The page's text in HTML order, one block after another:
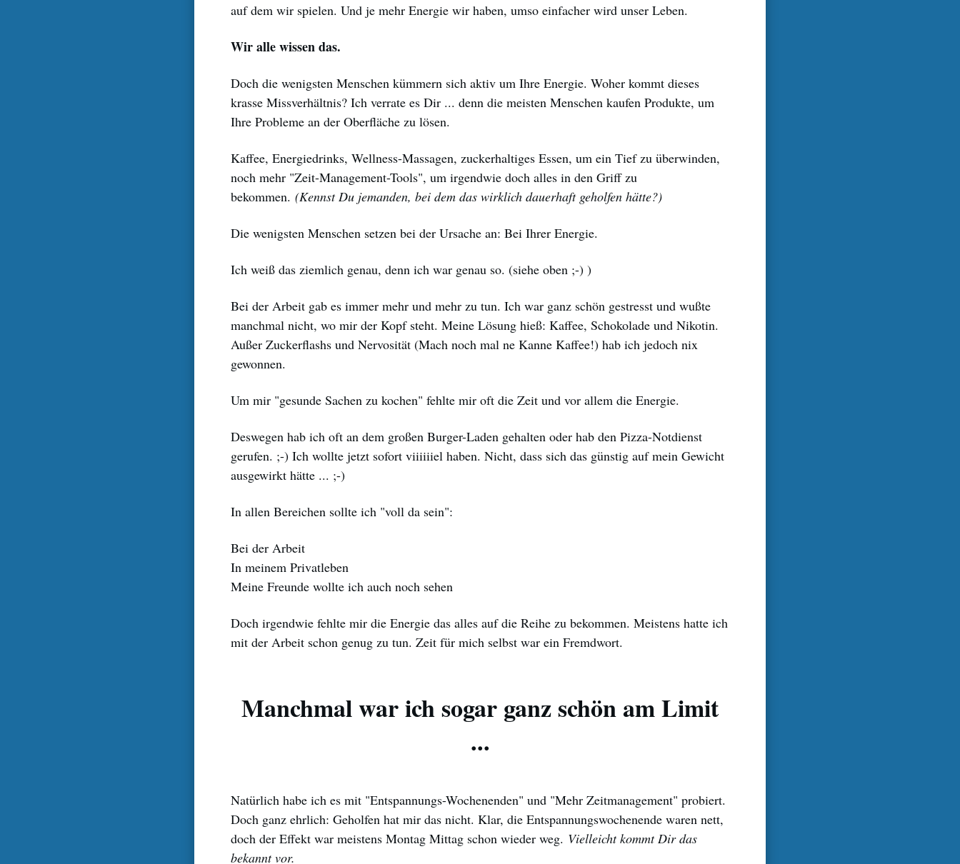
auf dem wir spielen. Und je mehr Energie wir haben, umso einfacher wird unser Leben.
Wir alle wissen das.
Doch die wenigsten Menschen kümmern sich aktiv um Ihre Energie. Woher kommt dieses
krasse Missverhältnis? Ich verrate es Dir ... denn die meisten Menschen kaufen Produkte, um
Ihre Probleme an der Oberfläche zu lösen.
Kaffee, Energiedrinks, Wellness-Massagen, zuckerhaltiges Essen, um ein Tief zu überwinden,
noch mehr "Zeit-Management-Tools", um irgendwie doch alles in den Griff zu
bekommen. (Kennst Du jemanden, bei dem das wirklich dauerhaft geholfen hätte?)
Die wenigsten Menschen setzen bei der Ursache an: Bei Ihrer Energie.
Ich weiß das ziemlich genau, denn ich war genau so. (siehe oben ;-) )
Bei der Arbeit gab es immer mehr und mehr zu tun. Ich war ganz schön gestresst und wußte
manchmal nicht, wo mir der Kopf steht. Meine Lösung hieß: Kaffee, Schokolade und Nikotin.
Außer Zuckerflashs und Nervosität (Mach noch mal ne Kanne Kaffee!) hab ich jedoch nix
gewonnen.
Um mir "gesunde Sachen zu kochen" fehlte mir oft die Zeit und vor allem die Energie.
Deswegen hab ich oft an dem großen Burger-Laden gehalten oder hab den Pizza-Notdienst
gerufen. ;-) Ich wollte jetzt sofort viiiiiiel haben. Nicht, dass sich das günstig auf mein Gewicht
ausgewirkt hätte ... ;-)
In allen Bereichen sollte ich "voll da sein":
Bei der Arbeit
In meinem Privatleben
Meine Freunde wollte ich auch noch sehen
Doch irgendwie fehlte mir die Energie das alles auf die Reihe zu bekommen. Meistens hatte ich
mit der Arbeit schon genug zu tun. Zeit für mich selbst war ein Fremdwort.
Manchmal war ich sogar ganz schön am Limit
...
Natürlich habe ich es mit "Entspannungs-Wochenenden" und "Mehr Zeitmanagement" probiert.
Doch ganz ehrlich: Geholfen hat mir das nicht. Klar, die Entspannungswochenende waren nett,
doch der Effekt war meistens Montag Mittag schon wieder weg. Vielleicht kommt Dir das
bekannt vor.